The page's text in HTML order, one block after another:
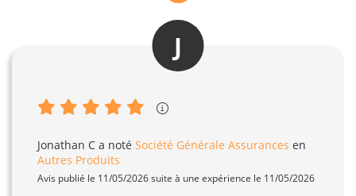
J
Jonathan C a noté Société Générale Assurances en
Autres Produits
Avis publié le 11/05/2026 suite à une expérience le 11/05/2026